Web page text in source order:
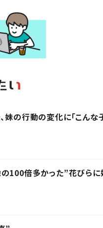
の行動の変化に「こんな
倍多かった”花びらに